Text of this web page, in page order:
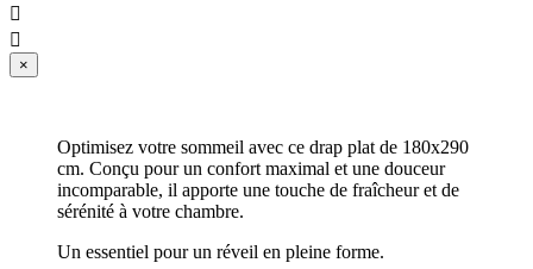


×
Optimisez votre sommeil avec ce drap plat de 180x290
cm. Conçu pour un confort maximal et une douceur
incomparable, il apporte une touche de fraîcheur et de
sérénité à votre chambre.
Un essentiel pour un réveil en pleine forme.